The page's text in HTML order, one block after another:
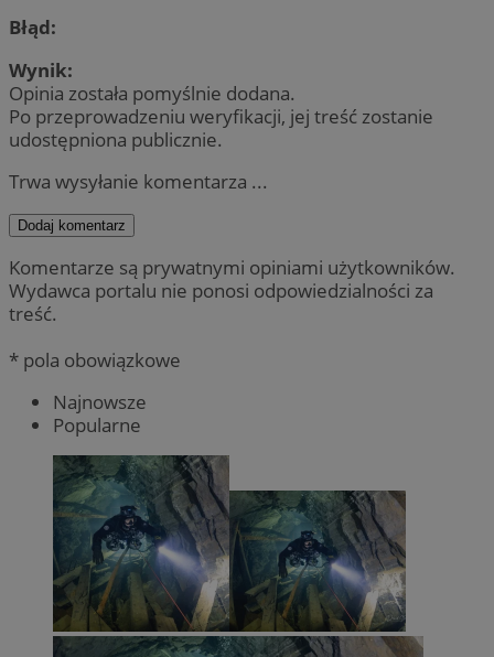
Błąd:
Wynik:
Opinia została pomyślnie dodana.
Po przeprowadzeniu weryfikacji, jej treść zostanie
udostępniona publicznie.
Trwa wysyłanie komentarza ...
Dodaj komentarz
Komentarze są prywatnymi opiniami użytkowników.
Wydawca portalu nie ponosi odpowiedzialności za
treść.
* pola obowiązkowe
Najnowsze
Popularne